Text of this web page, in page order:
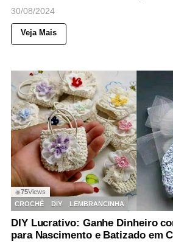
30/08/2024
Veja Mais
◉75Views
CROCHÊ
DIY LEMBRANCINHA
DIY Lucrativo: Ganhe Dinheiro
para Nascimento e Batizado em